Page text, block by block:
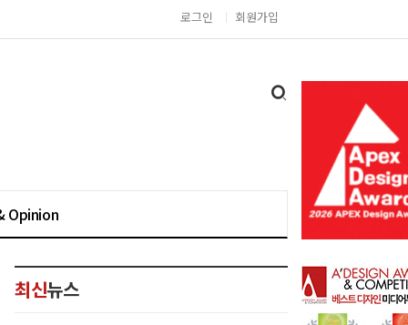
로그인 회원가입
Opinion
최신뉴스